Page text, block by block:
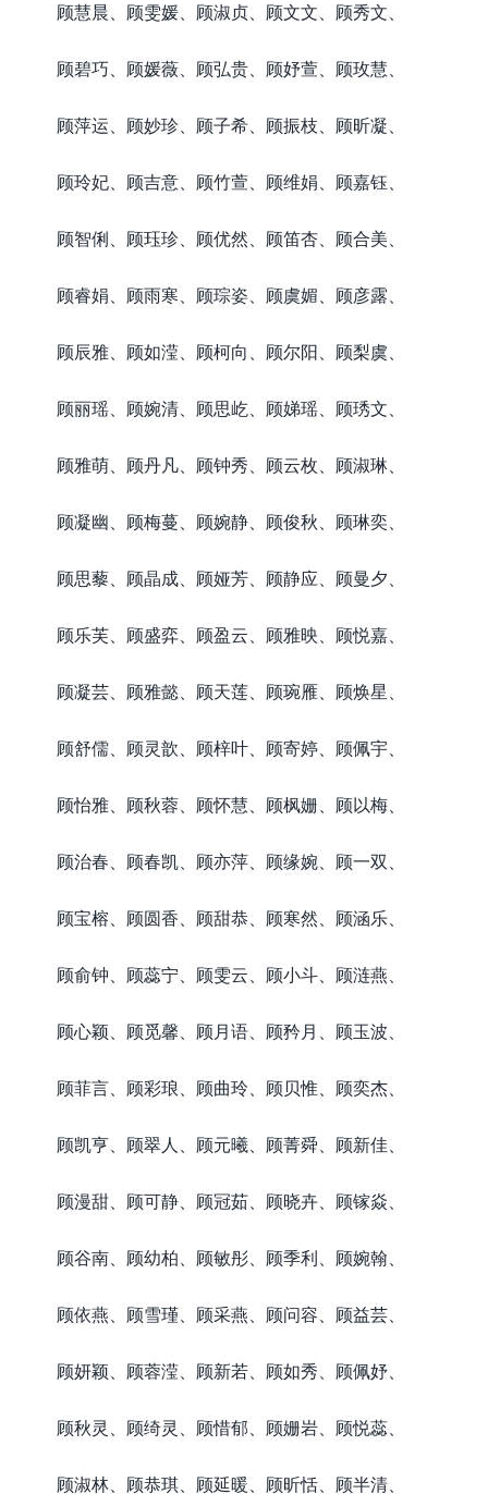
顾慧晨、顾雯媛、顾淑贞、顾文文、顾秀文、
顾碧巧、顾媛薇、顾弘贵、顾妤萱、顾玫慧、
顾萍运、顾妙珍、顾子希、顾振枝、顾昕凝、
顾玲妃、顾吉意、顾竹萱、顾维娟、顾嘉钰、
顾智俐、顾珏珍、顾优然、顾笛杏、顾合美、
顾睿娟、顾雨寒、顾琮姿、顾虞媚、顾彦露、
顾辰雅、顾如滢、顾柯向、顾尔阳、顾梨虞、
顾丽瑶、顾婉清、顾思屹、顾娣瑶、顾琇文、
顾雅萌、顾丹凡、顾钟秀、顾云枚、顾淑琳、
顾凝幽、顾梅蔓、顾婉静、顾俊秋、顾琳奕、
顾思藜、顾晶成、顾娅芳、顾静应、顾曼夕、
顾乐芙、顾盛弈、顾盈云、顾雅映、顾悦嘉、
顾凝芸、顾雅懿、顾天莲、顾琬雁、顾焕星、
顾舒儒、顾灵歆、顾梓叶、顾寄婷、顾佩宇、
顾怡雅、顾秋蓉、顾怀慧、顾枫姗、顾以梅、
顾治春、顾春凯、顾亦萍、顾缘婉、顾一双、
顾宝榕、顾圆香、顾甜恭、顾寒然、顾涵乐、
顾俞钟、顾蕊宁、顾雯云、顾小斗、顾涟燕、
顾心颖、顾觅馨、顾月语、顾矜月、顾玉波、
顾菲言、顾彩琅、顾曲玲、顾贝惟、顾奕杰、
顾凯亨、顾翠人、顾元曦、顾菁舜、顾新佳、
顾漫甜、顾可静、顾冠茹、顾晓卉、顾镓焱、
顾谷南、顾幼柏、顾敏彤、顾季利、顾婉翰、
顾依燕、顾雪瑾、顾采燕、顾问容、顾益芸、
顾妍颖、顾蓉滢、顾新若、顾如秀、顾佩妤、
顾秋灵、顾绮灵、顾惜郁、顾姗岩、顾悦蕊、
顾淑林、顾恭琪、顾延暖、顾昕恬、顾半清、